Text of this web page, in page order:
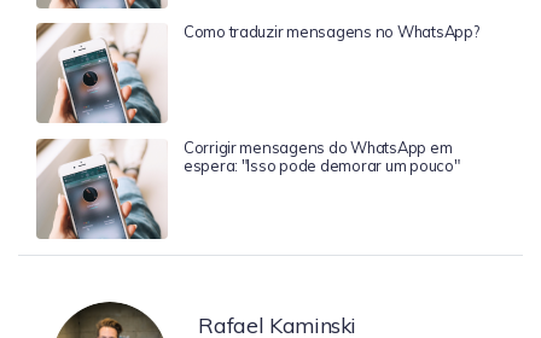
Como traduzir mensagens no WhatsApp?
Corrigir mensagens do WhatsApp em
espera: "Isso pode demorar um pouco"
Rafael Kaminski